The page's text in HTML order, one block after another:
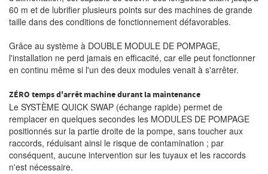
60 m et de lubrifier plusieurs points sur des machines de grande
taille dans des conditions de fonctionnement défavorables.
Grâce au système à DOUBLE MODULE DE POMPAGE,
l'installation ne perd jamais en efficacité, car elle peut fonctionner
en continu même si l'un des deux modules venait à s'arrêter.
ZÉRO temps d'arrêt machine durant la maintenance
Le SYSTÈME QUICK SWAP (échange rapide) permet de
remplacer en quelques secondes les MODULES DE POMPAGE
positionnés sur la partie droite de la pompe, sans toucher aux
raccords, réduisant ainsi le risque de contamination ; par
conséquent, aucune intervention sur les tuyaux et les raccords
n'est nécessaire.